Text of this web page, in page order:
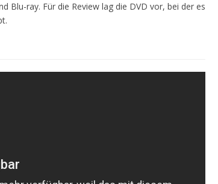
Blu-ray. Für die Review lag die DVD vor, bei der es